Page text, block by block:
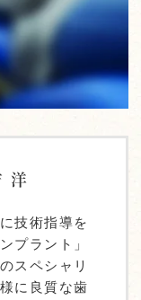
洋
技術指導を
プラント」
スペシャリ
に良質な歯